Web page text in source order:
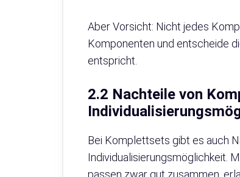
Aber Vorsicht: Nicht jedes
Komponenten und entscheide
entspricht.
2.2 Nachteile von
Bei Komplettsets gibt es auch
Individualisierungsmöglichkeit.
passen zwar gut zusammen,